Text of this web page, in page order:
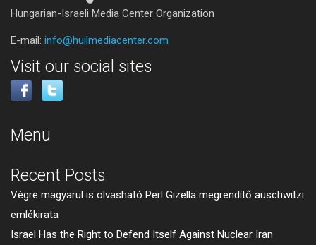
Hungarian-Israeli Media Center Organization
E-mail: info@huilmediacenter.com
Visit our social sites
Menu
Recent Posts
Végre magyarul is olvasható Perl Gizella megrendítő auschwitzi
emlékirata
Israel Has the Right to Defend Itself Against Nuclear Iran